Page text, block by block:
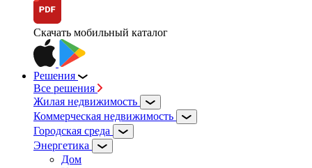
Скачать мобильный каталог
Решения
Все решения
Жилая недвижимость
Коммерческая недвижимость
Городская среда
Энергетика
Дом